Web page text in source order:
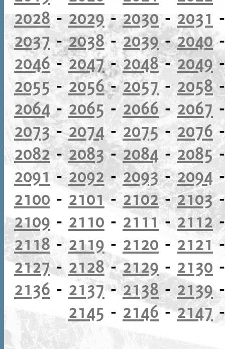
2028 - 2029 -2030- 2031
2037-2038-2039-2040
2046-2047-2048-2049
2055 - 2056-2057 - 2058
2064 - 2065 - 2066 - 2067
2073-2074- 2075- 2076
2082-2083-2084-2085
2091 -2092 -2093-2094
2100 - 2101-2102-2103
2109 - 2110 - 2111-2112
2118- 2119 - 2120 - 2121
2127- 2128-2129 - 2130
2136 - 2137-2138- 2139
2145 - 2146-2147